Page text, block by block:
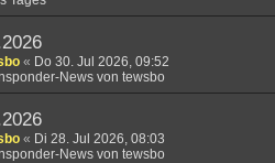
« Do 30. Jul 2026, 09:52
News von tewsbo
« Di 28. Jul 2026, 08:03
News von tewsbo